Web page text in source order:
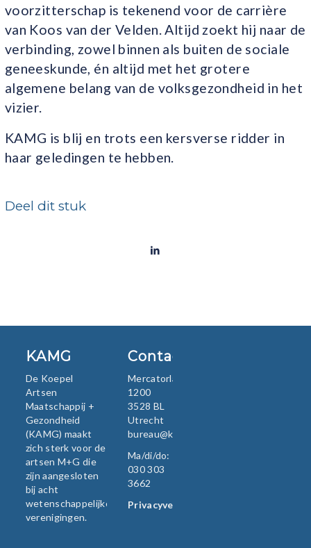
voorzitterschap is tekenend voor de carrière
van Koos van der Velden. Altijd zoekt hij naar de
verbinding, zowel binnen als buiten de sociale
geneeskunde, én altijd met het grotere
algemene belang van de volksgezondheid in het
vizier.
KAMG is blij en trots een kersverse ridder in
haar geledingen te hebben.
Deel dit stuk
KAMG
De Koepel
Artsen
Maatschappij +
Gezondheid
(KAMG) maakt
zich sterk voor de
artsen M+G die
zijn aangesloten
bij acht
wetenschappelijke
verenigingen.
Contact
Mercatorlaan
1200
3528 BL
Utrecht
bureau@kamg.nl
Ma/di/do:
030 303
3662
Privacyverklaring